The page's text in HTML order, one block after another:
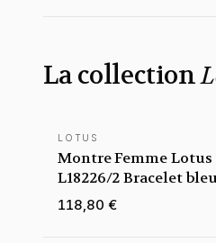
La collection
LOTUS
Montre Femme
L18226/2 Bracelet
teinte or rose
118,80 €